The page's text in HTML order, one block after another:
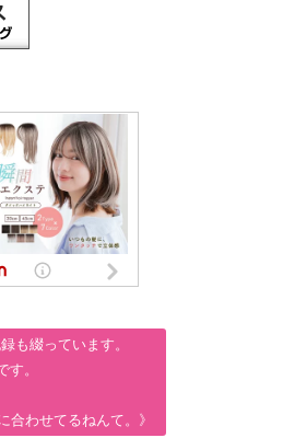
も綴っています。
。
合わせてるねんて。》